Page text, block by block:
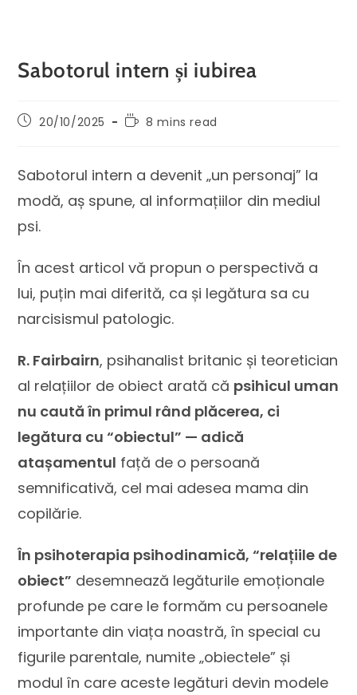
Sabotorul intern și iubirea
20/10/2025 8 mins read
Sabotorul intern a devenit „un personaj” la
modă, aș spune, al informațiilor din mediul
psi.
În acest articol vă propun o perspectivă a
lui, puțin mai diferită, ca și legătura sa cu
narcisismul patologic.
R. Fairbairn, psihanalist britanic și teoretician
al relațiilor de obiect arată că psihicul uman
nu caută în primul rând plăcerea, ci
legătura cu “obiectul” — adică
atașamentul față de o persoană
semnificativă, cel mai adesea mama din
copilărie.
În psihoterapia psihodinamică, “relațiile de
obiect” desemnează legăturile emoționale
profunde pe care le formăm cu persoanele
importante din viața noastră, în special cu
figurile parentale, numite „obiectele” și
modul în care aceste legături devin modele